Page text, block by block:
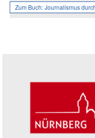
Zum Buch:Journalismus